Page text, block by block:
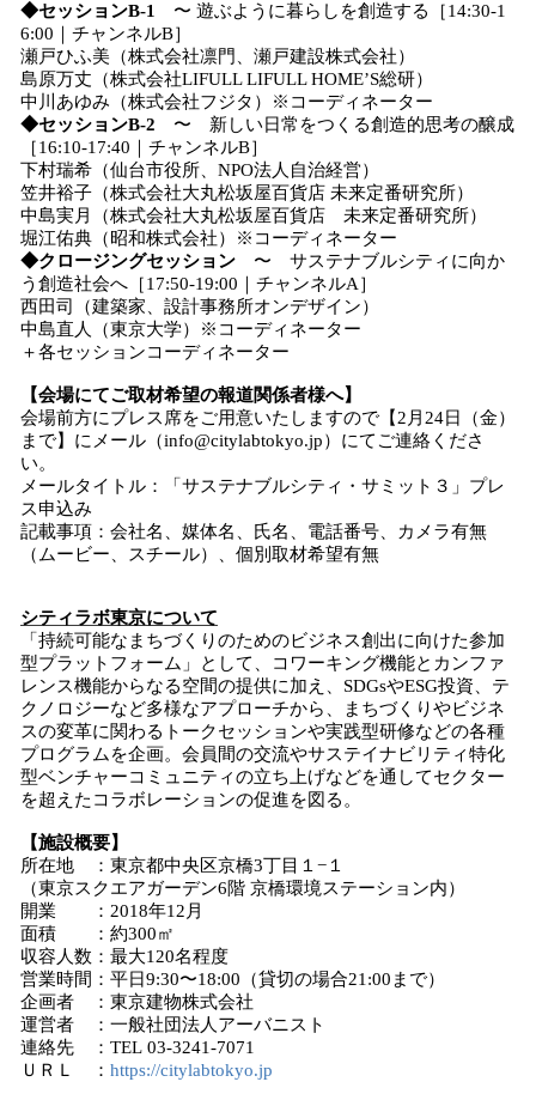
◆セッションB-1
〜 遊ぶように暮らしを創造する［14:30-1
6:00｜チャンネルB］
瀬戸ひふ美（株式会社凛門、瀬戸建設株式会社）
島原万丈（株式会社LIFULL LIFULL HOME’S総研）
中川あゆみ（株式会社フジタ）※コーディネーター
◆セッションB-2 〜 新しい日常をつくる創造的思考の醸成
［16:10-17:40｜チャンネルB］
下村瑞希（仙台市役所、NPO法人自治経営）
笠井裕子（株式会社大丸松坂屋百貨店 未来定番研究所）
中島実月（株式会社大丸松坂屋百貨店 未来定番研究所）
堀江佑典（昭和株式会社）※コーディネーター
◆クロージングセッション 〜 サステナブルシティに向か
う創造社会へ［17:50-19:00｜チャンネルA］
西田司（建築家、設計事務所オンデザイン）
中島直人（東京大学）※コーディネーター
＋各セッションコーディネーター
【会場にてご取材希望の報道関係者様へ】
会場前方にプレス席をご用意いたしますので【2月24日（金）
まで】にメール（info@citylabtokyo.jp）にてご連絡くださ
い。
メールタイトル：「サステナブルシティ・サミット３」プレ
ス申込み
記載事項：会社名、媒体名、氏名、電話番号、カメラ有無
（ムービー、スチール）、個別取材希望有無
シティラボ東京について
「持続可能なまちづくりのためのビジネス創出に向けた参加
型プラットフォーム」として、コワーキング機能とカンファ
レンス機能からなる空間の提供に加え、SDGsやESG投資、テ
クノロジーなど多様なアプローチから、まちづくりやビジネ
スの変革に関わるトークセッションや実践型研修などの各種
プログラムを企画。会員間の交流やサステイナビリティ特化
型ベンチャーコミュニティの立ち上げなどを通してセクター
を超えたコラボレーションの促進を図る。
【施設概要】
所在地 ：東京都中央区京橋3丁目１−１
（東京スクエアガーデン6階 京橋環境ステーション内）
開業 ：2018年12月
面積 ：約300㎡
収容人数：最大120名程度
営業時間：平日9:30〜18:00（貸切の場合21:00まで）
企画者 ：東京建物株式会社
運営者 ：一般社団法人アーバニスト
連絡先 ：TEL 03-3241-7071
ＵＲＬ ： https://citylabtokyo.jp